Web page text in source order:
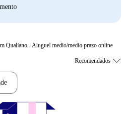
Qualiano - Aluguel medio/medio prazo online